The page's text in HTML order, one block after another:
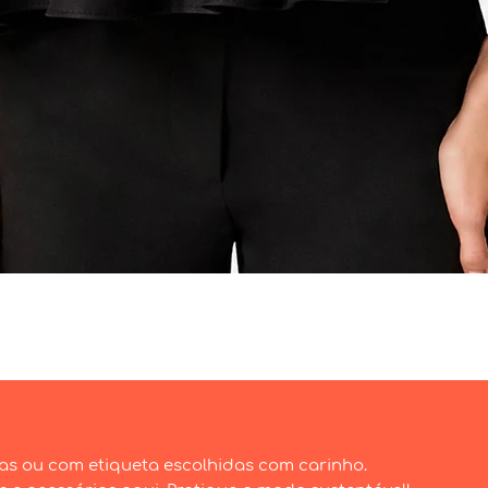
ou com etiqueta escolhidas com carinho.